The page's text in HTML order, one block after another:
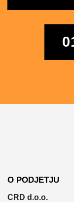
O PODJETJU
CRD d.o.o.